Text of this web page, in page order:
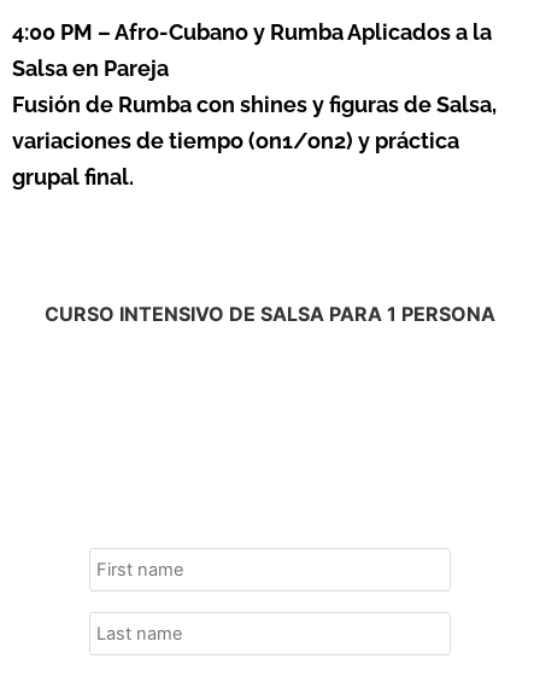
4:00 PM – Afro-Cubano y Rumba Aplicados a la
Salsa en Pareja
Fusión de Rumba con shines y figuras de Salsa,
variaciones de tiempo (on1/on2) y práctica
grupal final.
CURSO INTENSIVO DE SALSA PARA 1 PERSONA